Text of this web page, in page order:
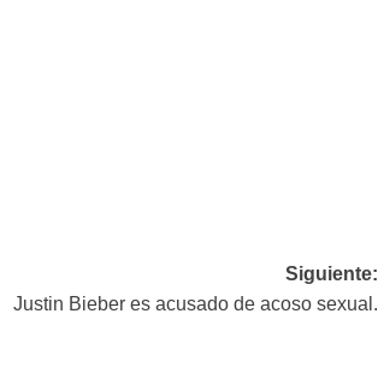
Siguiente:
Justin Bieber es acusado de acoso sexual.